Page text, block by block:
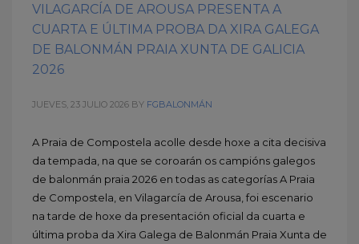
VILAGARCÍA DE AROUSA PRESENTA A
CUARTA E ÚLTIMA PROBA DA XIRA GALEGA
DE BALONMÁN PRAIA XUNTA DE GALICIA
2026
JUEVES, 23 JULIO 2026 BY FGBALONMÁN
A Praia de Compostela acolle desde hoxe a cita decisiva
da tempada, na que se coroarán os campións galegos
de balonmán praia 2026 en todas as categorías A Praia
de Compostela, en Vilagarcía de Arousa, foi escenario
na tarde de hoxe da presentación oficial da cuarta e
última proba da Xira Galega de Balonmán Praia Xunta de